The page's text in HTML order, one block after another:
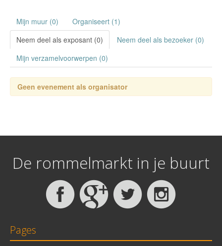
Mijn muur (0)
Organiseert (1)
Neem deel als exposant (0)
Neem deel als bezoeker (0)
Mijn verzamelvoorwerpen (0)
Geen evenement als organisator
De rommelmarkt in je buurt
Pages